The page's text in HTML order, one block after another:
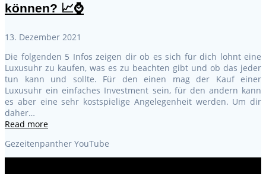
können? 📈⌚
13. Dezember 2021
Die folgenden 5 Infos zeigen dir ob es sich für dich lohnt eine
Luxusuhr zu kaufen, was es zu beachten gibt und ob das jeder
tun kann und sollte. Für den einen mag der Kauf einer
Luxusuhr ein einfaches Investment sein, für den andern kann
es aber eine sehr kostspielige Angelegenheit werden. Um dir
daher…
Read more
Gezeitenpanther YouTube